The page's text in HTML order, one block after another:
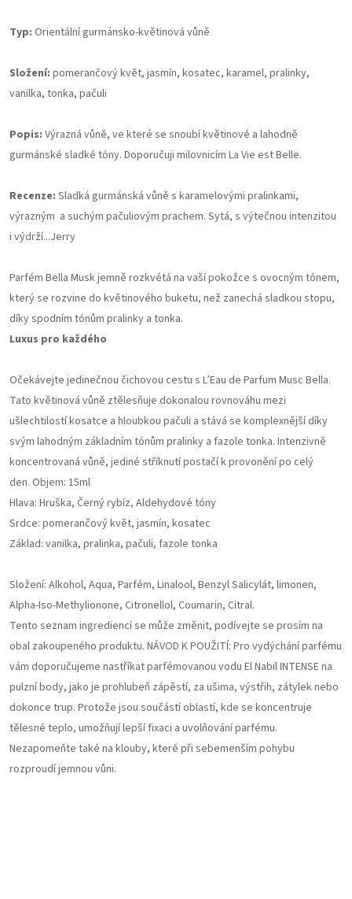
Typ: Orientální gurmánsko-květinová vůně
Složení: pomerančový květ, jasmín, kosatec, karamel, pralinky,
vanilka, tonka, pačuli
Popis: Výrazná vůně, ve které se snoubí květinové a lahodně
gurmánské sladké tóny. Doporučuji milovnicím La Vie est Belle.
Recenze: Sladká gurmánská vůně s karamelovými pralinkami,
výrazným a suchým pačuliovým prachem. Sytá, s výtečnou intenzitou
i výdrží...Jerry
Parfém Bella Musk jemně rozkvétá na vaší pokožce s ovocným tónem,
který se rozvine do květinového buketu, než zanechá sladkou stopu,
díky spodním tónům pralinky a tonka.
Luxus pro každého
Očekávejte jedinečnou čichovou cestu s L’Eau de Parfum Musc Bella.
Tato květinová vůně ztělesňuje dokonalou rovnováhu mezi
ušlechtilostí kosatce a hloubkou pačuli a stává se komplexnější díky
svým lahodným základním tónům pralinky a fazole tonka. Intenzivně
koncentrovaná vůně, jediné stříknutí postačí k provonění po celý
den. Objem: 15ml
Hlava: Hruška, Černý rybíz, Aldehydové tóny
Srdce: pomerančový květ, jasmín, kosatec
Základ: vanilka, pralinka, pačuli, fazole tonka
Složení: Alkohol, Aqua, Parfém, Linalool, Benzyl Salicylát, limonen,
Alpha-Iso-Methylionone, Citronellol, Coumarin, Citral.
Tento seznam ingrediencí se může změnit, podívejte se prosím na
obal zakoupeného produktu. NÁVOD K POUŽITÍ: Pro vydýchání parfému
vám doporučujeme nastříkat parfémovanou vodu El Nabil INTENSE na
pulzní body, jako je prohlubeň zápěstí, za ušima, výstřih, zátylek nebo
dokonce trup. Protože jsou součástí oblastí, kde se koncentruje
tělesné teplo, umožňují lepší fixaci a uvolňování parfému.
Nezapomeňte také na klouby, které při sebemenším pohybu
rozproudí jemnou vůni.